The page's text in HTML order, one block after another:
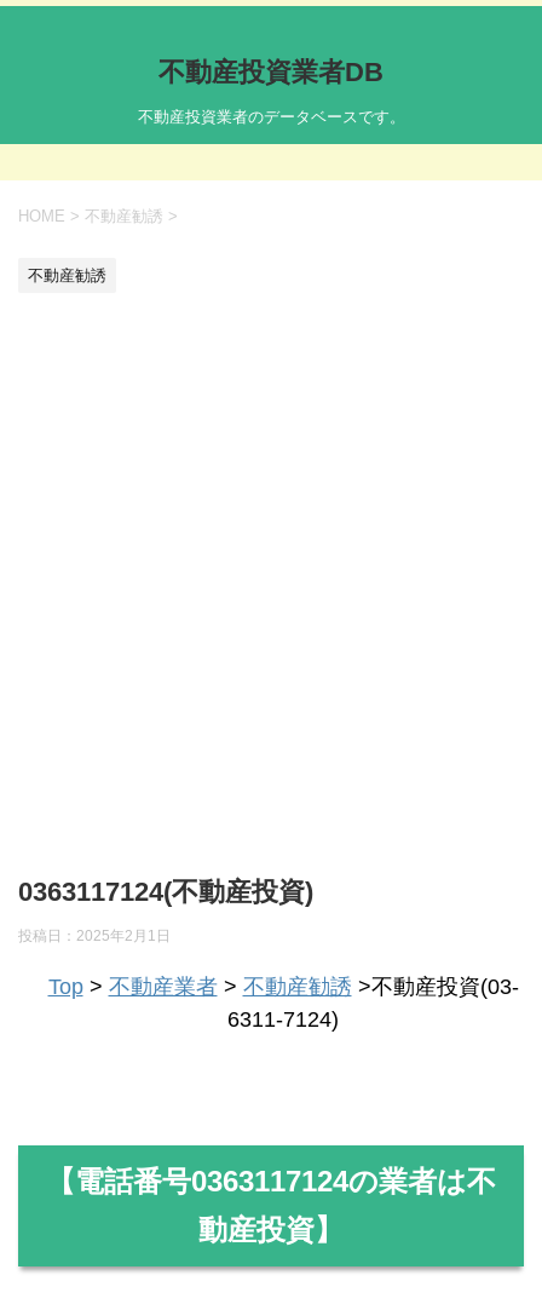
不動産投資業者DB
不動産投資業者のデータベースです。
HOME > 不動産勧誘 >
不動産勧誘
0363117124(不動産投資)
投稿日： 2025年2月1日
Top> 不動産業者> 不動産勧誘 >不動産投資(03-
6311-7124)
【電話番号0363117124の業者は不
動産投資】